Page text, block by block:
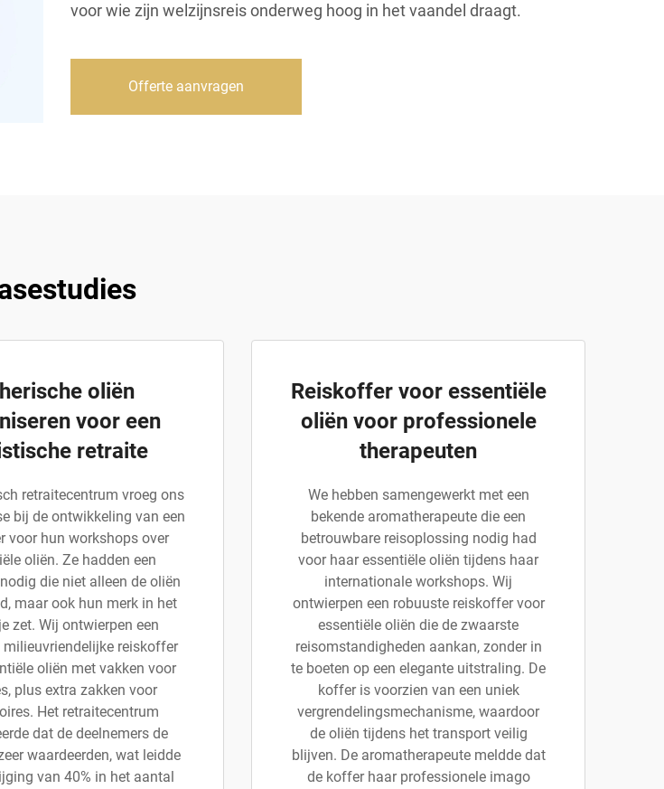
voor wie zijn welzijnsreis onderweg hoog in het vaandel draagt.
Offerte aanvragen
oliën
voor een
retraite
retraitecentrum vroeg ons
bij de ontwikkeling van een
voor hun workshops over
oliën. Ze hadden een
die niet alleen de oliën
maar ook hun merk in het
zet. Wij ontwierpen een
milieuvriendelijke reiskoffer
oliën met vakken voor
plus extra zakken voor
Het retraitecentrum
dat de deelnemers de
waardeerden, wat leidde
van 40% in het aantal
Reiskoffer voor essentiële
oliën voor professionele
therapeuten
We hebben samengewerkt met een
bekende aromatherapeute die een
betrouwbare reisoplossing nodig had
voor haar essentiële oliën tijdens haar
internationale workshops. Wij
ontwierpen een robuuste reiskoffer voor
essentiële oliën die de zwaarste
reisomstandigheden aankan, zonder in
te boeten op een elegante uitstraling. De
koffer is voorzien van een uniek
vergrendelingsmechanisme, waardoor
de oliën tijdens het transport veilig
blijven. De aromatherapeute meldde dat
de koffer haar professionele imago